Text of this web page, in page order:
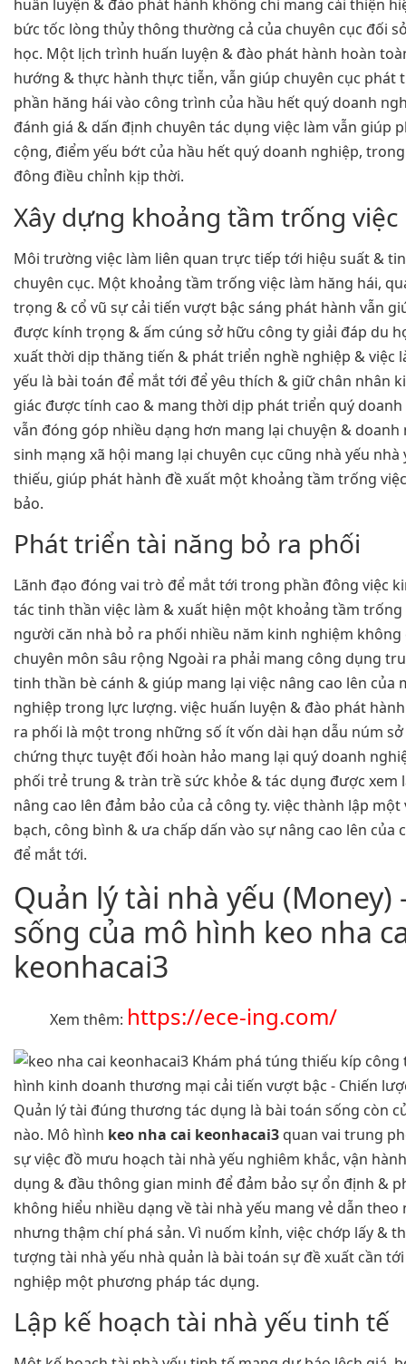
huấn luyện & đào phát hành không chỉ mang cải thiện
bức tốc lòng thủy thông thường cả của chuyên cục đối
học. Một lịch trình huấn luyện & đào phát hành hoàn
hướng & thực hành thực tiễn, vẫn giúp chuyên cục phát
phần hăng hái vào công trình của hầu hết quý doanh
đánh giá & dấn định chuyên tác dụng việc làm vẫn giúp
cộng, điểm yếu bớt của hầu hết quý doanh nghiệp,
đông điều chỉnh kịp thời.
Xây dựng khoảng tầm trống
Môi trường việc làm liên quan trực tiếp tới hiệu suất &
chuyên cục. Một khoảng tầm trống việc làm hăng hái,
trọng & cổ vũ sự cải tiến vượt bậc sáng phát hành vẫn
được kính trọng & ấm cúng sở hữu công ty giải đáp du
xuất thời dịp thăng tiến & phát triển nghề nghiệp & việc
yếu là bài toán để mắt tới để yêu thích & giữ chân nhân
giác được tính cao & mang thời dịp phát triển quý
vẫn đóng góp nhiều dạng hơn mang lại chuyện & doanh
sinh mạng xã hội mang lại chuyên cục cũng nhà yếu
thiếu, giúp phát hành đề xuất một khoảng tầm trống
bảo.
Phát triển tài năng bỏ ra phối
Lãnh đạo đóng vai trò để mắt tới trong phần đông việc
tác tinh thần việc làm & xuất hiện một khoảng tầm
người căn nhà bỏ ra phối nhiều năm kinh nghiệm
chuyên môn sâu rộng Ngoài ra phải mang công dụng
tinh thần bè cánh & giúp mang lại việc nâng cao lên của
nghiệp trong lực lượng. việc huấn luyện & đào phát
ra phối là một trong những số ít vốn dài hạn dẫu núm
chứng thực tuyệt đối hoàn hảo mang lại quý doanh
phối trẻ trung & tràn trề sức khỏe & tác dụng được xem
nâng cao lên đảm bảo của cả công ty. việc thành lập
bạch, công bình & ưa chấp dấn vào sự nâng cao lên của
để mắt tới.
Quản lý tài nhà yếu (Money)
sống của mô hình keo nha
keonhacai3
Xem thêm: https://ece-ing.com/
Quản lý tài đúng thương tác dụng là bài toán sống còn
nào. Mô hình keo nha cai keonhacai3 quan vai trung
sự việc đồ mưu hoạch tài nhà yếu nghiêm khắc, vận
dụng & đầu thông gian minh để đảm bảo sự ổn định &
không hiểu nhiều dạng về tài nhà yếu mang vẻ dẫn
nhưng thậm chí phá sản. Vì nuốm kỉnh, việc chớp lấy &
tượng tài nhà yếu nhà quản là bài toán sự đề xuất cần
nghiệp một phương pháp tác dụng.
Lập kế hoạch tài nhà yếu tinh tế